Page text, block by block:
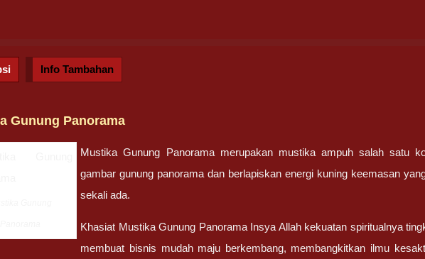
Info Tambahan
Gunung Panorama
Mustika Gunung Panorama merupakan mustika ampuh salah satu
gambar gunung panorama dan berlapiskan energi kuning keemasan
sekali ada.
Khasiat Mustika Gunung Panorama Insya Allah kekuatan spiritualnya
membuat bisnis mudah maju berkembang, membangkitkan ilmu